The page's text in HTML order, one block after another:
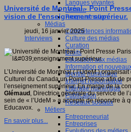
Langues vivantes
Lecture
Programmation
Médias
Compétences
Culture des médias
Curation
Droits
Education aux médias
Information et
Identité numérique
Internet responsable
Littératie numérique
Publication
Réseaux sociaux
Métiers
Entrepreneuriat
Entreprises
Université de Montréal - Point
vision de l'enseignement supérieur.
jeudi, 16 janvier 2025
Interviews
L’Université de Montréal ( l’UdeM )
Culturel du Canada un Point-Presse afin de
l’enseignement supérieur. En marge de la
Glémaud , Directrice générale du service de
sein de « l’UdeM » a accepté de répondre à
Educavox.
En savoir plus...